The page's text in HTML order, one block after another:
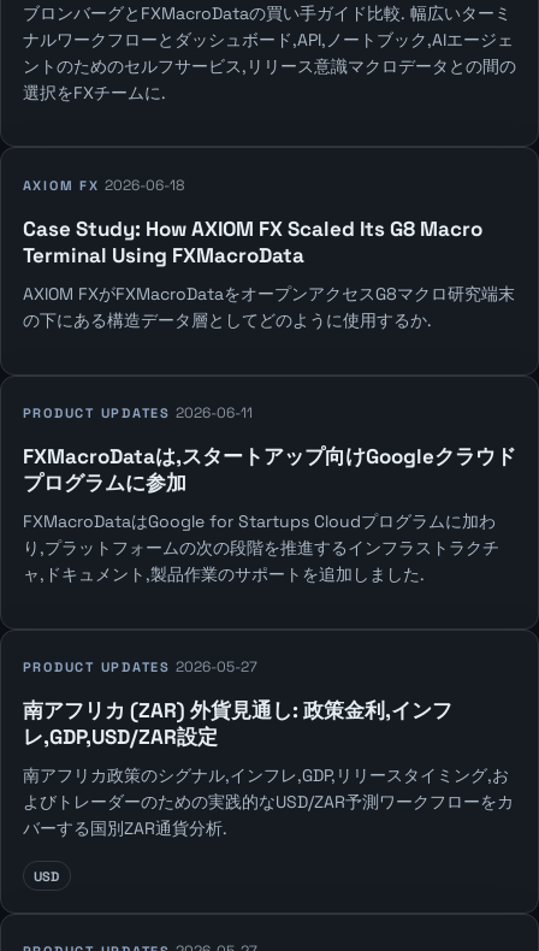
ブロンバーグとFXMacroDataの買い手ガイド比較. 幅広いターミ
ナルワークフローとダッシュボード,API,ノートブック,AIエージェ
ントのためのセルフサービス,リリース意識マクロデータとの間の
選択をFXチームに.
AXIOM FX 2026-06-18
Case Study: How AXIOM FX Scaled Its G8 Macro
Terminal Using FXMacroData
AXIOM FXがFXMacroDataをオープンアクセスG8マクロ研究端末
の下にある構造データ層としてどのように使用するか.
PRODUCT UPDATES 2026-06-11
FXMacroDataは,スタートアップ向けGoogleクラウド
プログラムに参加
FXMacroDataはGoogle for Startups Cloudプログラムに加わ
り,プラットフォームの次の段階を推進するインフラストラクチ
ャ,ドキュメント,製品作業のサポートを追加しました.
PRODUCT UPDATES 2026-05-27
南アフリカ (ZAR) 外貨見通し: 政策金利,インフ
レ,GDP,USD/ZAR設定
南アフリカ政策のシグナル,インフレ,GDP,リリースタイミング,お
よびトレーダーのための実践的なUSD/ZAR予測ワークフローをカ
バーする国別ZAR通貨分析.
USD